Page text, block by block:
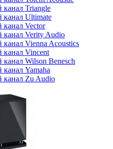
Triangle
канал Ultimate
Vector
канал Verity Audio
Vienna Acoustics
канал Vincent
Wilson Benesch
Yamaha
канал Zu Audio